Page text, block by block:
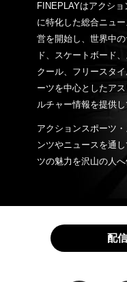
FINEPLAYはアクシ
に特化した総合ニュ
営を開始し、世界中
ド、スケートボード
クール、フリースタ
ーツを中心としたア
ルチャー情報を提供し
アクションスポーツ
ンツやニュースを通
ツの魅力を沢山の人
配